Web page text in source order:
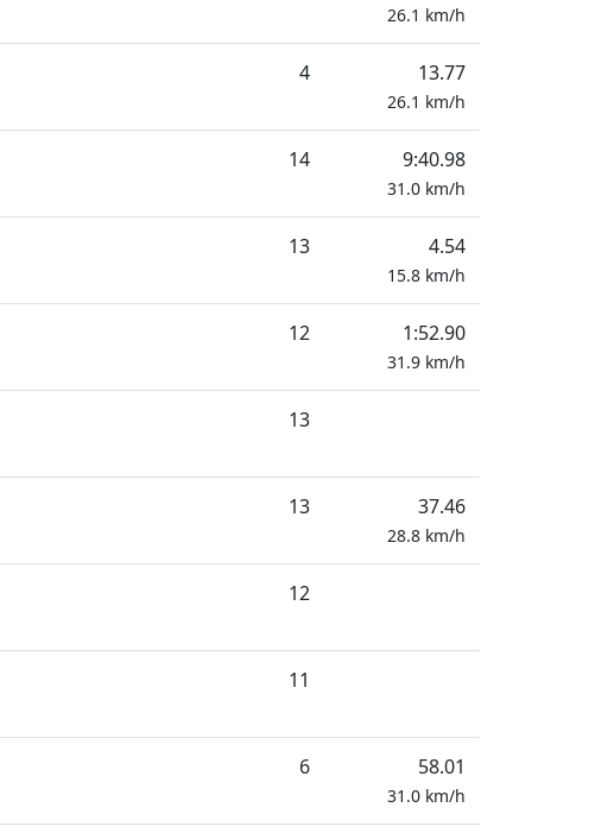
26.1 km/h
4 13.77
26.1 km/h
14 9:40.98
31.0 km/h
13 4.54
15.8 km/h
12 1:52.90
31.9 km/h
13
13 37.46
28.8 km/h
12
11
6 58.01
31.0 km/h